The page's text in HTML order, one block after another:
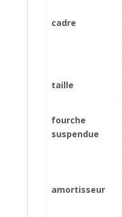
cadre
taille
fourche
suspendue
amortisseur